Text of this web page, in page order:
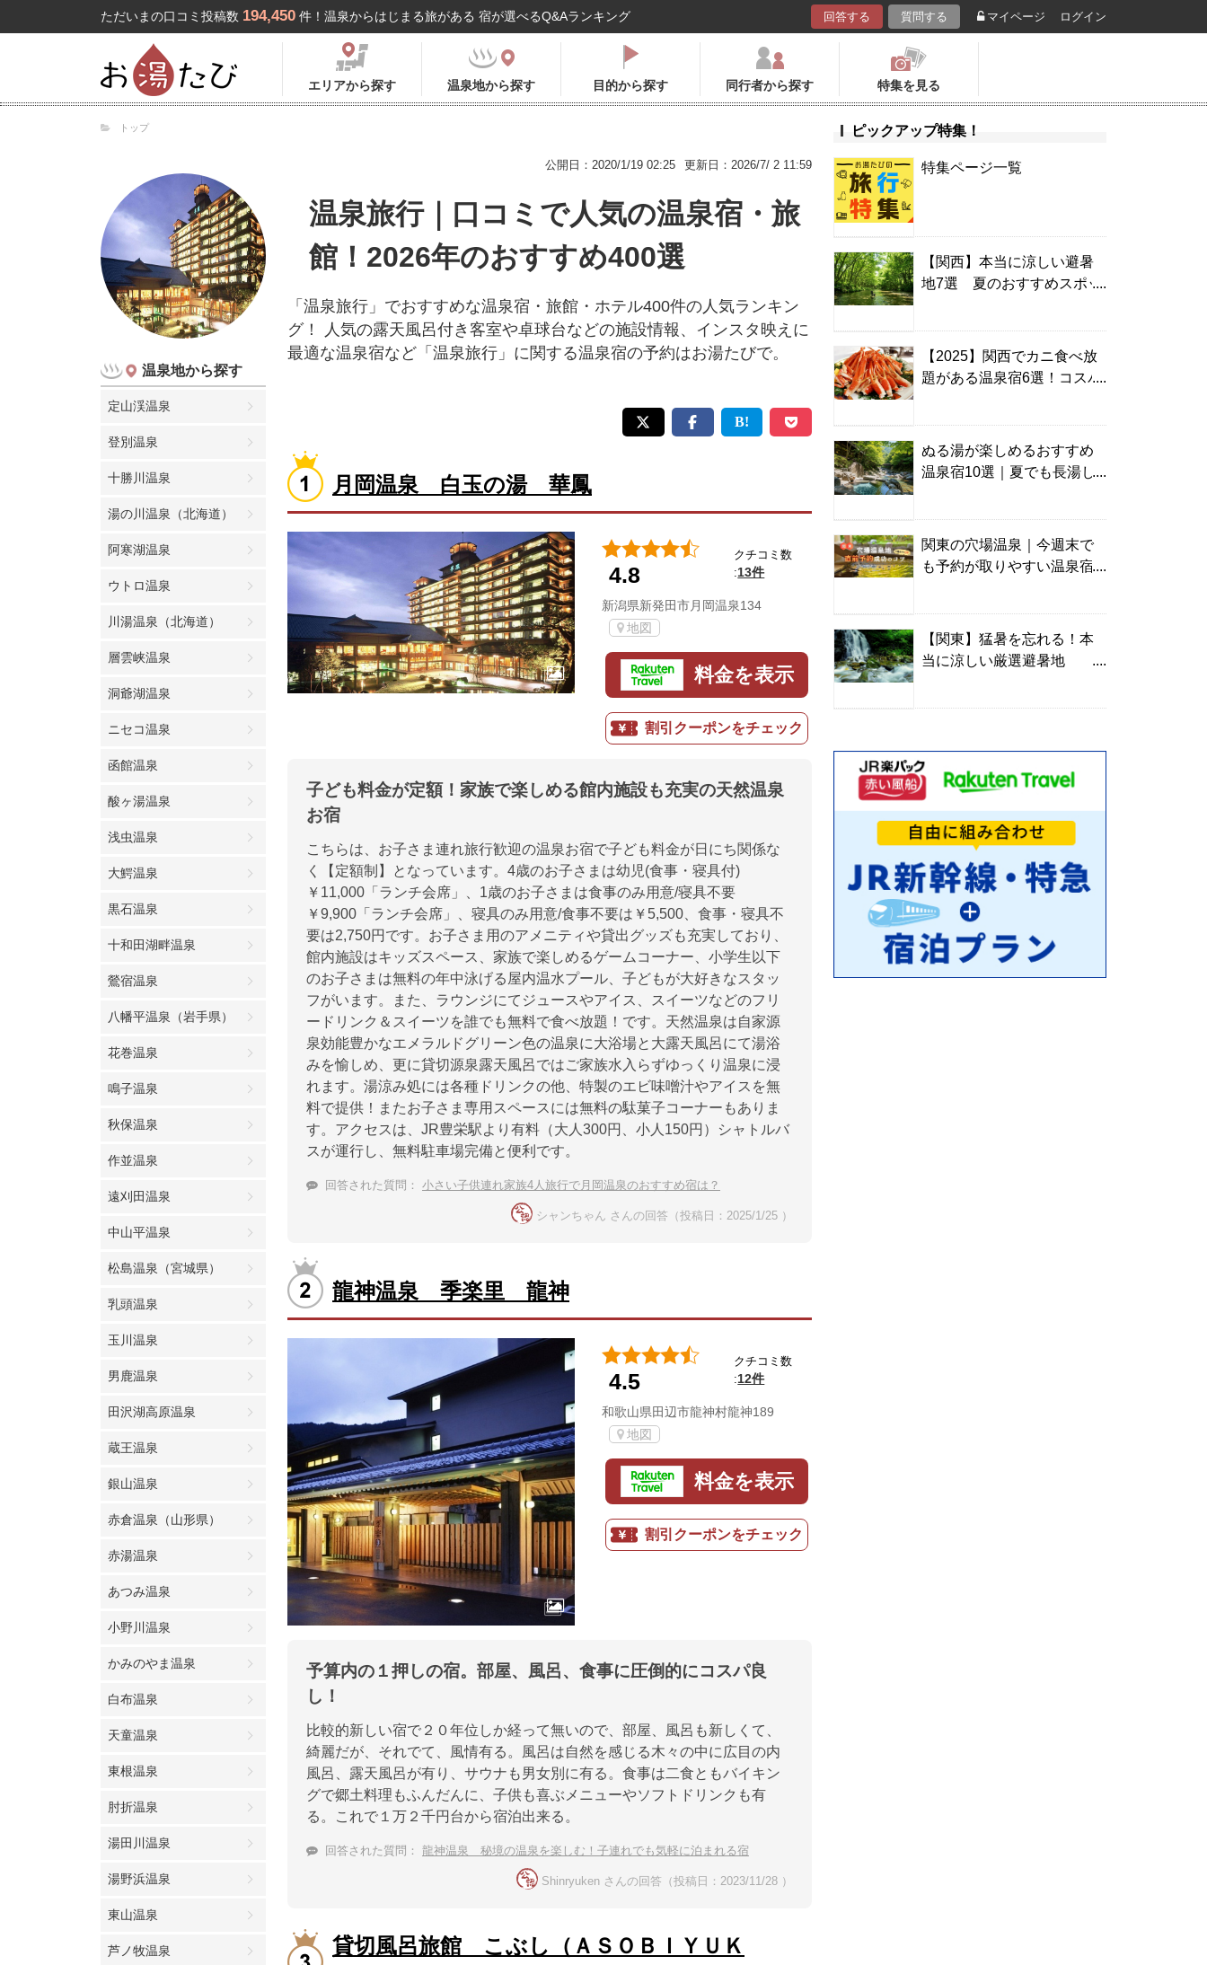
ただいまの口コミ投稿数 194,450 件！温泉からはじまる旅がある 宿が選べるQ&Aランキング 回答する 質問する マイページ ログイン
エリアから探す 温泉地から探す 目的から探す 同行者から探す 特集を見る
トップ
公開日：2020/1/19 02:25 更新日：2026/7/ 2 11:59
温泉地から探す
定山渓温泉
登別温泉
十勝川温泉
湯の川温泉（北海道）
阿寒湖温泉
ウトロ温泉
川湯温泉（北海道）
層雲峡温泉
洞爺湖温泉
ニセコ温泉
函館温泉
酸ヶ湯温泉
浅虫温泉
大鰐温泉
黒石温泉
十和田湖畔温泉
鶯宿温泉
八幡平温泉（岩手県）
花巻温泉
鳴子温泉
秋保温泉
作並温泉
遠刈田温泉
中山平温泉
松島温泉（宮城県）
乳頭温泉
玉川温泉
男鹿温泉
田沢湖高原温泉
蔵王温泉
銀山温泉
赤倉温泉（山形県）
赤湯温泉
あつみ温泉
小野川温泉
かみのやま温泉
白布温泉
天童温泉
東根温泉
肘折温泉
湯田川温泉
湯野浜温泉
東山温泉
芦ノ牧温泉
温泉旅行｜口コミで人気の温泉宿・旅
館！2026年のおすすめ400選
「温泉旅行」でおすすめな温泉宿・旅館・ホテル400件の人気ランキン
グ！ 人気の露天風呂付き客室や卓球台などの施設情報、インスタ映えに
最適な温泉宿など「温泉旅行」に関する温泉宿の予約はお湯たびで。
月岡温泉 白玉の湯 華鳳
4.8
クチコミ数
:13件
新潟県新発田市月岡温泉134
地図
料金を表示
割引クーポンをチェック
子ども料金が定額！家族で楽しめる館内施設も充実の天然温泉
お宿
こちらは、お子さま連れ旅行歓迎の温泉お宿で子ども料金が日にち関係な
く【定額制】となっています。4歳のお子さまは幼児(食事・寝具付)
￥11,000「ランチ会席」、1歳のお子さまは食事のみ用意/寝具不要
￥9,900「ランチ会席」、寝具のみ用意/食事不要は￥5,500、食事・寝具不
要は2,750円です。お子さま用のアメニティや貸出グッズも充実しており、
館内施設はキッズスペース、家族で楽しめるゲームコーナー、小学生以下
のお子さまは無料の年中泳げる屋内温水プール、子どもが大好きなスタッ
フがいます。また、ラウンジにてジュースやアイス、スイーツなどのフリ
ードリンク＆スイーツを誰でも無料で食べ放題！です。天然温泉は自家源
泉効能豊かなエメラルドグリーン色の温泉に大浴場と大露天風呂にて湯浴
みを愉しめ、更に貸切源泉露天風呂ではご家族水入らずゆっくり温泉に浸
れます。湯涼み処には各種ドリンクの他、特製のエビ味噌汁やアイスを無
料で提供！またお子さま専用スペースには無料の駄菓子コーナーもありま
す。アクセスは、JR豊栄駅より有料（大人300円、小人150円）シャトルバ
スが運行し、無料駐車場完備と便利です。
回答された質問： 小さい子供連れ家族4人旅行で月岡温泉のおすすめ宿は？
シャンちゃん さんの回答（投稿日：2025/1/25 ）
龍神温泉 季楽里 龍神
4.5
クチコミ数
:12件
和歌山県田辺市龍神村龍神189
地図
料金を表示
割引クーポンをチェック
予算内の１押しの宿。部屋、風呂、食事に圧倒的にコスパ良
し！
比較的新しい宿で２０年位しか経って無いので、部屋、風呂も新しくて、
綺麗だが、それでて、風情有る。風呂は自然を感じる木々の中に広目の内
風呂、露天風呂が有り、サウナも男女別に有る。食事は二食ともバイキン
グで郷土料理もふんだんに、子供も喜ぶメニューやソフトドリンクも有
る。これで１万２千円台から宿泊出来る。
回答された質問： 龍神温泉 秘境の温泉を楽しむ！子連れでも気軽に泊まれる宿
Shinryuken さんの回答（投稿日：2023/11/28 ）
貸切風呂旅館 こぶし（ＡＳＯＢＩＹＵＫ
ピックアップ特集！
特集ページ一覧
【関西】本当に涼しい避暑
地7選 夏のおすすめスポッ
【2025】関西でカニ食べ放
題がある温泉宿6選！コスパ
ぬる湯が楽しめるおすすめ
温泉宿10選｜夏でも長湯し
関東の穴場温泉｜今週末で
も予約が取りやすい温泉宿
【関東】猛暑を忘れる！本
当に涼しい厳選避暑地